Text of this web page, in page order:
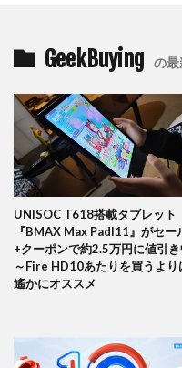
GeekBuying の
UNISOC T618搭載タブレット
『BMAX Max PadI11』がセー
+クーポンで約2.5万円に値引き
～Fire HD10あたりを買うより
遙かにオススメ